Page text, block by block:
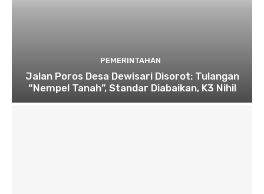
PEMERINTAHAN
Jalan Poros Desa Dewisari Disorot: Tulangan
“Nempel Tanah”, Standar Diabaikan, K3 Nihil